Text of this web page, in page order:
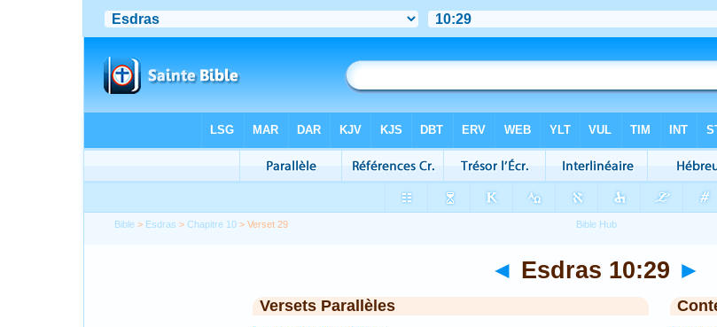
Bible > Esdras >Chapitre 10 > Verset 29
◄ Esdras 10:29 ►
Versets Parallèles